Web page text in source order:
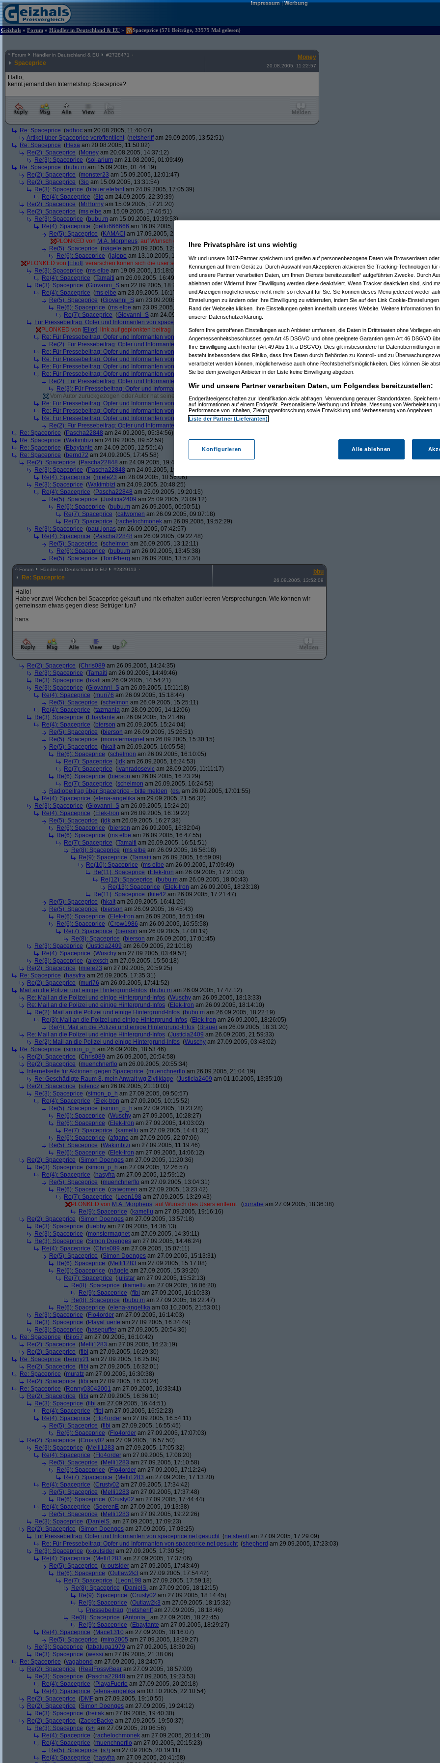
Impressum|Werbung
Geizhals » Forum » Händler in Deutschland & EU » Spaceprice (571 Beiträge, 33575 Mal gelesen)
^ Forum Händler in Deutschland & EU #2728471
Spaceprice
Money
20.08.2005, 11:22:57
Hallo,
kennt jemand den Internetshop Spaceprice?
Re: Spaceprice (adhoc am 20.08.2005, 11:40:07)
Artikel über Spaceprice veröffentlicht (netsheriffam 29.09.2005, 13:52:51)
Re: Spaceprice (Hexa am 20.08.2005, 11:50:02)
Re(2): Spaceprice (Money am 20.08.2005, 14:37:12)
Re(3): Spaceprice (sol-arium am 21.08.2005, 01:09:49)
Re: Spaceprice (bubu.m am 15.09.2005, 01:44:19)
Re(2): Spaceprice (monster23 am 15.09.2005, 12:01:47)
Re(2): Spaceprice (3io am 15.09.2005, 13:31:54)
Re(3): Spaceprice (blauer.elefant am 24.09.2005, 17:05:39)
Re(4): Spaceprice (3io am 24.09.2005, 22:39:39)
Re(2): Spaceprice (MrHorny am 15.09.2005, 17:21:20)
Re(2): Spaceprice (ms elbe am 15.09.2005, 17:46:51)
Re(3): Spaceprice (bubu.m am 15.09.2005, 19:39:53)
Re(4): Spaceprice (bello666666 am 16.09.2005, 11:01:25)
Re(5): Spaceprice (KAMACI am 17.09.2005, 21:11:53)
PLONKED von M.A. Morpheus: auf Wunsch des Users entfernt currabe am 26.09.2005, 16:58:05)
Re(5): Spaceprice (nägele am 20.09.2005, 12:29:04)
Re(6): Spaceprice (jajope am 13.10.2005, 15:41:15)
PLONKED von [Eliot]: verarschen könen sich die user selber, dafür brauchen sie nicht dich Nagelfaram 17.09.2005, 21:42:46)
Re(3): Spaceprice (ms elbe am 19.09.2005, 15:18:06)
Re(4): Spaceprice (Tamaiti am 26.09.2005, 16:49:03)
Re(3): Spaceprice (Giovanni_S am 22.09.2005, 18:27:51)
Re(4): Spaceprice (ms elbe am 23.09.2005, 16:17:37)
Re(5): Spaceprice (Giovanni_S am 23.09.2005, 16:49:05)
Re(6): Spaceprice (ms elbe am 23.09.2005, 18:21:57)
Re(7): Spaceprice (Giovanni_S am 24.09.2005, 01:21:35)
Für Pressebeitrag: Opfer und Informanten von spaceprice.net gesucht
PLONKED von [Eliot]: link auf geplonkten beitrag Nagelfaram 22.09.2005, 21:20:24)
Re: Für Pressebeitrag: Opfer und Informanten von spaceprice.net gesucht(rewego am 24.09.2005, 16:50:48)
Re(2): Für Pressebeitrag: Opfer und Informanten von spaceprice.net gesucht( bubu.mam 24.09.2005, 17:43:01)
Re: Für Pressebeitrag: Opfer und Informanten von spaceprice.net gesucht
Justicia2409
am 25.09.2005, 14:27:49)
Re: Für Pressebeitrag: Opfer und Informanten von spaceprice.net gesucht (Wuschyam 26.09.2005, 16:56:05)
Re: Für Pressebeitrag: Opfer und Informanten von spaceprice.net gesucht(verudelaam 27.09.2005, 18:05:34)
Re: Für Pressebeitrag: Opfer und Informanten von spaceprice.net gesucht(currabeam 27.09.2005, 18:25:12)
Re(2): Für Pressebeitrag: Opfer und Informanten von spaceprice.net gesucht
Re(3): Für Pressebeitrag: Opfer und Informanten von spaceprice.net gesucht( koma73am 27.09.2005, 21:54:14)
Vom Autor zurückgezogen oder Autor hat seine Registrierung nicht bestätigt( Nagelfaram 28.09.2005, 13:30:03)
Re: Für Pressebeitrag: Opfer und Informanten von spaceprice.net gesucht(koma73am 27.09.2005, 20:59:07)
Re: Für Pressebeitrag: Opfer und Informanten von spaceprice.net gesucht(elena-angelikaam 29.09.2005, 21:54:52)
Re: Für Pressebeitrag: Opfer und Informanten von spaceprice.net gesucht(powerbuster
Re(2): Für Pressebeitrag: Opfer und Informanten von spaceprice.net gesucht
Re: Spaceprice (Pascha22848 am 24.09.2005, 05:34:56)
Re: Spaceprice (Wakimbizi am 24.09.2005, 09:52:59)
Re: Spaceprice (Ebaytante am 24.09.2005, 12:55:14)
Re: Spaceprice (bernd72 am 24.09.2005, 17:45:58)
Re(2): Spaceprice (Pascha22848 am 24.09.2005, 19:42:18)
Re(3): Spaceprice (Pascha22848 am 24.09.2005, 19:57:30)
Re(4): Spaceprice (miele23 am 28.09.2005, 10:56:06)
Re(3): Spaceprice (Wakimbizi am 24.09.2005, 20:48:25)
Re(4): Spaceprice (Pascha22848 am 25.09.2005, 19:20:15)
Re(5): Spaceprice (Justicia2409 am 25.09.2005, 23:09:12)
Re(6): Spaceprice (bubu.m am 26.09.2005, 00:50:51)
Re(7): Spaceprice (catwomen am 26.09.2005, 09:07:18)
Re(7): Spaceprice (rachelochmonek am 26.09.2005, 19:52:29)
Re(3): Spaceprice (paul.jonas am 26.09.2005, 07:42:57)
Re(4): Spaceprice (Pascha22848 am 26.09.2005, 09:22:48)
Re(5): Spaceprice (schelmon am 26.09.2005, 13:12:11)
Re(6): Spaceprice (bubu.m am 26.09.2005, 13:45:38)
Re(5): Spaceprice (TomPberg am 26.09.2005, 13:57:34)
^ Forum Händler in Deutschland & EU #2829113
Re: Spaceprice
bbu
26.09.2005, 13:52:09
Hallo!
Habe vor zwei Wochen bei Spaceprice gekauft und nix erhalten außer leeren Versprechungen. Wie können wir
gemeinsam etwas gegen diese Betrüger tun?
hans
Re(2): Spaceprice (Chris089 am 26.09.2005, 14:24:35)
Re(3): Spaceprice (Tamaiti am 26.09.2005, 14:49:46)
Re(3): Spaceprice (hkalt am 26.09.2005, 14:54:21)
Re(3): Spaceprice (Giovanni_S am 26.09.2005, 15:11:18)
Re(4): Spaceprice (muri76 am 26.09.2005, 15:18:44)
Re(5): Spaceprice (schelmon am 26.09.2005, 15:25:11)
Re(4): Spaceprice (tazmania am 28.09.2005, 14:12:06)
Re(3): Spaceprice (Ebaytante am 26.09.2005, 15:21:46)
Re(4): Spaceprice (bierson am 26.09.2005, 15:24:04)
Re(5): Spaceprice (bierson am 26.09.2005, 15:26:51)
Re(5): Spaceprice (monstermagnet am 26.09.2005, 15:30:15)
Re(5): Spaceprice (hkalt am 26.09.2005, 16:05:58)
Re(6): Spaceprice (schelmon am 26.09.2005, 16:10:05)
Re(7): Spaceprice (jdk am 26.09.2005, 16:24:53)
Re(7): Spaceprice (ivanradosevic am 28.09.2005, 11:11:17)
Re(6): Spaceprice (bierson am 26.09.2005, 16:23:29)
Re(7): Spaceprice (schelmon am 26.09.2005, 16:24:53)
Radiobeitrag über Spaceprice - bitte melden (ds. am 26.09.2005, 17:01:55)
Re(4): Spaceprice (elena-angelika am 29.09.2005, 21:56:32)
Re(3): Spaceprice (Giovanni_S am 26.09.2005, 15:24:20)
Re(4): Spaceprice (Elek-tron am 26.09.2005, 16:19:22)
Re(5): Spaceprice (jdk am 26.09.2005, 16:27:38)
Re(6): Spaceprice (bierson am 26.09.2005, 16:32:04)
Re(6): Spaceprice (ms elbe am 26.09.2005, 16:47:55)
Re(7): Spaceprice (Tamaiti am 26.09.2005, 16:51:51)
Re(8): Spaceprice (ms elbe am 26.09.2005, 16:56:18)
Re(9): Spaceprice (Tamaiti am 26.09.2005, 16:59:09)
Re(10): Spaceprice (ms elbe am 26.09.2005, 17:09:49)
Re(11): Spaceprice (Elek-tron am 26.09.2005, 17:21:03)
Re(12): Spaceprice (bubu.m am 26.09.2005, 18:00:43)
Re(13): Spaceprice (Elek-tron am 26.09.2005, 18:23:18)
Re(11): Spaceprice (kite42 am 26.09.2005, 17:21:47)
Re(5): Spaceprice (hkalt am 26.09.2005, 16:41:26)
Re(5): Spaceprice (bierson am 26.09.2005, 16:45:43)
Re(6): Spaceprice (Elek-tron am 26.09.2005, 16:51:49)
Re(6): Spaceprice (Crow1986 am 26.09.2005, 16:55:58)
Re(7): Spaceprice (bierson am 26.09.2005, 17:00:19)
Re(8): Spaceprice (bierson am 26.09.2005, 17:01:45)
Re(3): Spaceprice (Justicia2409 am 26.09.2005, 22:10:18)
Re(4): Spaceprice (Wuschy am 27.09.2005, 03:49:52)
Re(3): Spaceprice (alexsch am 27.09.2005, 15:50:18)
Re(2): Spaceprice (miele23 am 27.09.2005, 20:59:25)
Re: Spaceprice (hasyfra am 26.09.2005, 17:35:31)
Re(2): Spaceprice (muri76 am 26.09.2005, 17:41:52)
Mail an die Polizei und einige Hintergrund-Infos (bubu.m am 26.09.2005, 17:47:12)
Re: Mail an die Polizei und einige Hintergrund-Infos (Wuschy am 26.09.2005, 18:13:33)
Re: Mail an die Polizei und einige Hintergrund-Infos (Elek-tron am 26.09.2005, 18:14:10)
Re(2): Mail an die Polizei und einige Hintergrund-Infos (bubu.m am 26.09.2005, 18:22:19)
Re(3): Mail an die Polizei und einige Hintergrund-Infos (Elek-tron am 26.09.2005, 18:26:05)
Re(4): Mail an die Polizei und einige Hintergrund-Infos (Brauer am 26.09.2005, 18:31:20)
Re: Mail an die Polizei und einige Hintergrund-Infos (Justicia2409 am 26.09.2005, 21:59:33)
Re(2): Mail an die Polizei und einige Hintergrund-Infos (Wuschy am 27.09.2005, 03:48:02)
Re: Spaceprice (simon_p_h am 26.09.2005, 18:53:46)
Re(2): Spaceprice (Chris089 am 26.09.2005, 20:54:58)
Re(2): Spaceprice (muenchnerflo am 26.09.2005, 20:55:34)
Internetseite für Aktionen gegen Spaceprice (muenchnerflo am 26.09.2005, 21:04:19)
Re: Geschädigte Raum 8, mein Anwalt wg Zivilklage (Justicia2409 am 01.10.2005, 13:35:10)
Re(2): Spaceprice (silencz am 26.09.2005, 21:10:03)
Re(3): Spaceprice (simon_p_h am 27.09.2005, 09:50:57)
Re(4): Spaceprice (Elek-tron am 27.09.2005, 10:15:52)
Re(5): Spaceprice (simon_p_h am 27.09.2005, 10:23:28)
Re(6): Spaceprice (Wuschy am 27.09.2005, 10:28:27)
Re(6): Spaceprice (Elek-tron am 27.09.2005, 14:03:02)
Re(7): Spaceprice (kamellu am 27.09.2005, 14:41:32)
Re(6): Spaceprice (afgane am 27.09.2005, 22:07:06)
Re(5): Spaceprice (Wakimbizi am 27.09.2005, 11:19:46)
Re(6): Spaceprice (Elek-tron am 27.09.2005, 14:06:12)
Re(2): Spaceprice (Simon Doenges am 27.09.2005, 11:20:36)
Re(3): Spaceprice (simon_p_h am 27.09.2005, 12:26:57)
Re(4): Spaceprice (hasyfra am 27.09.2005, 12:59:12)
Re(5): Spaceprice (muenchnerflo am 27.09.2005, 13:04:31)
Re(6): Spaceprice (catwomen am 27.09.2005, 13:23:42)
Re(7): Spaceprice (Leon198 am 27.09.2005, 13:29:43)
PLONKED von M.A. Morpheus: auf Wunsch des Users entfernt (currabe am 27.09.2005, 18:36:38)
Re(9): Spaceprice (kamellu am 27.09.2005, 19:16:16)
Re(2): Spaceprice (Simon Doenges am 27.09.2005, 13:57:18)
Re(3): Spaceprice ( luebby am 27.09.2005, 14:36:13)
Re(3): Spaceprice (monstermagnet am 27.09.2005, 14:39:11)
Re(3): Spaceprice (Simon Doenges am 27.09.2005, 14:46:24)
Re(4): Spaceprice (Chris089 am 27.09.2005, 15:07:11)
Re(5): Spaceprice (Simon Doenges am 27.09.2005, 15:13:31)
Re(6): Spaceprice (Melli1283 am 27.09.2005, 15:17:08)
Re(6): Spaceprice (nägele am 27.09.2005, 15:39:20)
Re(7): Spaceprice (julistar am 27.09.2005, 15:52:13)
Re(8): Spaceprice (kamellu am 27.09.2005, 16:06:20)
Re(9): Spaceprice (fibi am 27.09.2005, 16:10:33)
Re(8): Spaceprice (bubu.m am 27.09.2005, 16:22:47)
Re(6): Spaceprice (elena-angelika am 03.10.2005, 21:53:01)
Re(3): Spaceprice (Flo4order am 27.09.2005, 16:14:03)
Re(3): Spaceprice (PlayaFuerte am 27.09.2005, 16:34:49)
Re(3): Spaceprice (hasepuffer am 27.09.2005, 20:54:36)
Re: Spaceprice (Bilo57 am 27.09.2005, 16:10:42)
Re(2): Spaceprice (Melli1283 am 27.09.2005, 16:23:19)
Re(2): Spaceprice (fibi am 27.09.2005, 16:29:30)
Re: Spaceprice (benny21 am 27.09.2005, 16:25:09)
Re(2): Spaceprice (fibi am 27.09.2005, 16:32:01)
Re: Spaceprice (muratz am 27.09.2005, 16:30:38)
Re(2): Spaceprice (fibi am 27.09.2005, 16:33:24)
Re: Spaceprice (Ronny03042001 am 27.09.2005, 16:33:41)
Re(2): Spaceprice (fibi am 27.09.2005, 16:36:10)
Re(3): Spaceprice (fibi am 27.09.2005, 16:44:51)
Re(4): Spaceprice (fibi am 27.09.2005, 16:52:23)
Re(4): Spaceprice (Flo4order am 27.09.2005, 16:54:11)
Re(5): Spaceprice (fibi am 27.09.2005, 16:55:45)
Re(6): Spaceprice (Flo4order am 27.09.2005, 17:07:03)
Re(2): Spaceprice (Crusty02 am 27.09.2005, 16:57:50)
Re(3): Spaceprice (Melli1283 am 27.09.2005, 17:05:32)
Re(4): Spaceprice (Flo4order am 27.09.2005, 17:08:20)
Re(5): Spaceprice (Melli1283 am 27.09.2005, 17:10:58)
Re(6): Spaceprice (Flo4order am 27.09.2005, 17:12:24)
Re(7): Spaceprice (Melli1283 am 27.09.2005, 17:13:20)
Re(4): Spaceprice (Crusty02 am 27.09.2005, 17:34:42)
Re(5): Spaceprice (Melli1283 am 27.09.2005, 17:37:48)
Re(6): Spaceprice (Crusty02 am 27.09.2005, 17:44:44)
Re(4): Spaceprice (SoerenE am 27.09.2005, 19:13:38)
Re(5): Spaceprice (Melli1283 am 27.09.2005, 19:22:26)
Re(3): Spaceprice (DanielS. am 27.09.2005, 17:09:23)
Re(2): Spaceprice (Simon Doenges am 27.09.2005, 17:03:25)
Für Pressebeitrag: Opfer und Informanten von spaceprice.net gesucht (netsheriffam 27.09.2005, 17:29:09)
Re: Für Pressebeitrag: Opfer und Informanten von spaceprice.net gesucht (shepherd am 29.09.2005, 17:23:03)
Re(3): Spaceprice (x-outsider am 27.09.2005, 17:30:58)
Re(4): Spaceprice (Melli1283 am 27.09.2005, 17:37:06)
Re(5): Spaceprice (x-outsider am 27.09.2005, 17:43:49)
Re(6): Spaceprice (Outlaw2k3 am 27.09.2005, 17:54:42)
Re(7): Spaceprice (Leon198 am 27.09.2005, 17:59:18)
Re(8): Spaceprice (DanielS. am 27.09.2005, 18:12:15)
Re(9): Spaceprice (Crusty02 am 27.09.2005, 18:14:45)
Re(9): Spaceprice (Outlaw2k3 am 27.09.2005, 18:15:32)
Pressebeitrag (netsheriffam 27.09.2005, 18:18:46)
Re(8): Spaceprice (Antonia_
am 27.09.2005, 18:22:45)
Re(9): Spaceprice (Ebaytante am 27.09.2005, 18:29:27)
Re(4): Spaceprice (Mace1310 am 27.09.2005, 18:16:07)
Re(5): Spaceprice (miro2005 am 27.09.2005, 18:29:27)
Re(3): Spaceprice (tabaluga1979 am 27.09.2005, 18:30:26)
Re(3): Spaceprice (wessi am 27.09.2005, 21:38:06)
Re: Spaceprice (vagabond am 27.09.2005, 18:24:07)
Re(2): Spaceprice (RealFossyBear am 27.09.2005, 18:57:00)
Re(3): Spaceprice (Pascha22848 am 27.09.2005, 19:23:53)
Re(4): Spaceprice (PlayaFuerte am 27.09.2005, 20:20:18)
Re(4): Spaceprice (elena-angelika am 03.10.2005, 22:10:54)
Re(2): Spaceprice (DMF am 27.09.2005, 19:10:55)
Re(2): Spaceprice (Simon Doenges am 27.09.2005, 19:24:12)
Re(3): Spaceprice (freitak am 27.09.2005, 19:40:30)
Re(2): Spaceprice (ZackeBacke am 27.09.2005, 19:50:37)
Re(3): Spaceprice (s+j am 27.09.2005, 20:06:56)
Re(4): Spaceprice (rachelochmonek am 27.09.2005, 20:14:10)
Re(4): Spaceprice (muenchnerflo am 27.09.2005, 20:15:23)
Re(5): Spaceprice (s+j am 27.09.2005, 20:19:11)
Re(4): Spaceprice (hasyfra am 27.09.2005, 20:41:58)
Ihre Privatsphäre ist uns wichtig
Wir und unsere 1017-Partner speichern und greifen auf personenbezogene Daten wie Browserdaten
Kennungen auf Ihrem Gerät zu. Durch Auswahl von Akzeptieren aktivieren Sie Tracking-Technologien für
und unsere Partner verarbeiten Daten, um Ihnen Dienste bereitzustellen“ aufgeführten Zwecke. Durch
ablehnen oder Widerruf Ihrer Einwilligung werden diese deaktiviert. Wenn Tracker deaktiviert sind, sind
und Anzeigen möglicherweise nicht mehr so relevant für Sie. Sie können dieses Menü jederzeit wieder
Einstellungen zu ändern oder Ihre Einwilligung zu widerrufen, indem Sie auf den Link Cookie-
Rand der Webseite klicken. Ihre Einstellungen gelten innerhalb unseres Website. Weitere Informationen
unserer Datenschutzerklärung.
Sofern Ihre getroffenen Einstellungen auch Anbieter umfassen, die Daten in Drittstaaten ohne Vorliegen
Angemessenheitsbeschlusses gem Art 45 DSGVO und ohne geeignete Garantien gem Art 46 DSGVO
Ihre Einwilligung auch hierfür (Art 49 Abs 1 lit a DSGVO). Dies gilt insbesondere für Datenübermittlungen
besteht insbesondere das Risiko, dass Ihre Daten durch Behörden zu Kontroll- und zu
verarbeitet werden können, möglicherweise auch ohne Rechtsbehelfsmöglichkeiten. Dies können Sie
Sie bei dem jeweiligen Anbieter in der Liste keine Einwilligung abgeben.
Wir und unsere Partner verarbeiten Daten, um Folgendes bereitzustellen:
Endgeräteeigenschaften zur Identifikation aktiv abfragen. Verwendung genauer Standortdaten. Speichern
auf Informationen auf einem Endgerät. Personalisierte Werbung und Inhalte, Messung von Werbeleistung
Performance von Inhalten, Zielgruppenforschung sowie Entwicklung und Verbesserung von Angeboten.
Liste der Partner (Lieferanten)
Konfigurieren Alle ablehnen